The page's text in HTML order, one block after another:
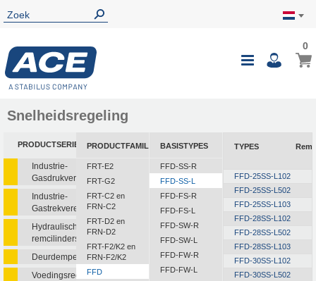
0
Snelheidsregeling
PRODUCTSERIE
Industrie-
Gasdrukveren
Industrie-
Gastrekveren
Hydraulische
remcilinders
Deurdempers
Voedingsregelaars
PRODUCTFAMILIE
FRT-E2
FRT-G2
FRT-C2 en
FRN-C2
FRT-D2 en
FRN-D2
FRT-F2/K2 en
FRN-F2/K2
FFD
BASISTYPES
FFD-SS-R
FFD-SS-L
FFD-FS-R
FFD-FS-L
FFD-SW-R
FFD-SW-L
FFD-FW-R
FFD-FW-L
TYPES
FFD-25SS-L102
FFD-25SS-L502
FFD-25SS-L103
FFD-28SS-L102
FFD-28SS-L502
FFD-28SS-L103
FFD-30SS-L102
FFD-30SS-L502